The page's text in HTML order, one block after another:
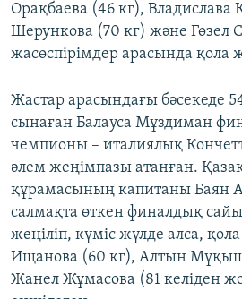
Орақбаева (46 кг), Владислава
Шерункова (70 кг) және Гөзел
жасөспірімдер арасында қола
Жастар арасындағы бәсекеде
сынаған Балауса Мұздиман
чемпионы – италиялық
әлем жеңімпазы атанған.
құрамасының капитаны Баян
салмақта өткен финалдық
жеңіліп, күміс жүлде алса,
Ищанова (60 кг), Алтын
Жанел Жұмасова (81 келіден